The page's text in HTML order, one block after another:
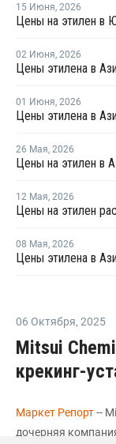
15 Июня, 2026
Цены на этилен в
02 Июня, 2026
Цены этилена в
01 Июня, 2026
Цены этилена в
26 Мая, 2026
Цены на этилен в
12 Мая, 2026
Цены на этилен
08 Мая, 2026
Цены этилена в
06 Октября, 2025
Mitsui
крекинг-
Маркет Репорт--
дочерняя